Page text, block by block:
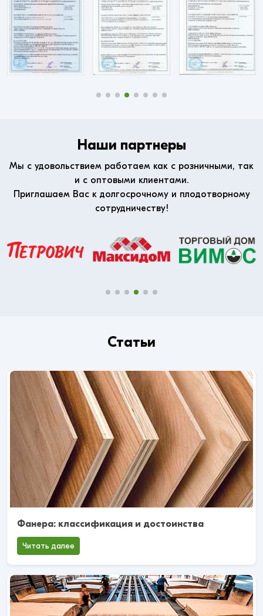
Наши партнеры
Мы с удовольствием работаем как с розничными, так
и с оптовыми клиентами.
Приглашаем Вас к долгосрочному и плодотворному
сотрудничеству!
Статьи
Фанера: классификация и достоинства
Читать далее